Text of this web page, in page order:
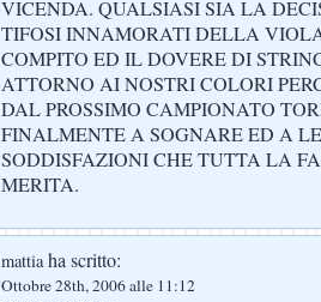
VICENDA. QUALSIASI SIA LA
TIFOSI INNAMORATI DELLA
COMPITO ED IL DOVERE DI
ATTORNO AI NOSTRI COLORI
DAL PROSSIMO CAMPIONATO
FINALMENTE A SOGNARE ED A
SODDISFAZIONI CHE TUTTA LA
MERITA.
mattiaha scritto:
Ottobre 28th, 2006 alle 11:12